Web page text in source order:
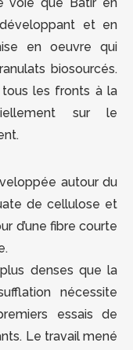
et en
en oeuvre qui
biosourcés.
tous les fronts à la
sur le
autour du
de cellulose et
d’une fibre courte
denses que la
nécessite
essais de
Le travail mené